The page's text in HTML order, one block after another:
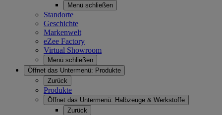
Menü schließen
Standorte
Geschichte
Markenwelt
eZee Factory
Virtual Showroom
Menü schließen
Öffnet das Untermenü: Produkte
Zurück
Produkte
Öffnet das Untermenü: Halbzeuge & Werkstoffe
Zurück